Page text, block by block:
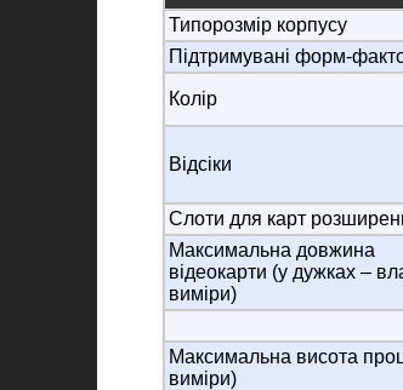
Типорозмір корпусу
Підтримувані форм-
Колір
Відсіки
Слоти для карт
Максимальна довжина
відеокарти (у дужках –
виміри)
Максимальна висота
виміри)